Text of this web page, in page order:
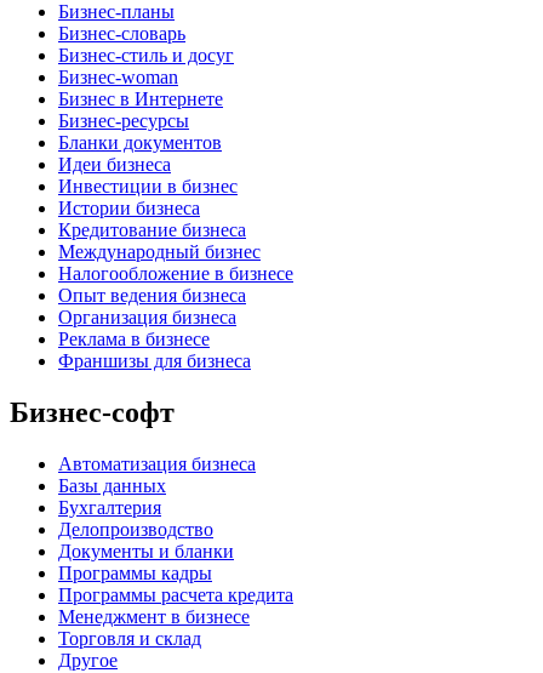
Бизнес-планы
Бизнес-словарь
Бизнес-стиль и досуг
Бизнес-woman
Бизнес в Интернете
Бизнес-ресурсы
Бланки документов
Идеи бизнеса
Инвестиции в бизнес
Истории бизнеса
Кредитование бизнеса
Международный бизнес
Налогообложение в бизнесе
Опыт ведения бизнеса
Организация бизнеса
Реклама в бизнесе
Франшизы для бизнеса
Бизнес-софт
Автоматизация бизнеса
Базы данных
Бухгалтерия
Делопроизводство
Документы и бланки
Программы кадры
Программы расчета кредита
Менеджмент в бизнесе
Торговля и склад
Другое